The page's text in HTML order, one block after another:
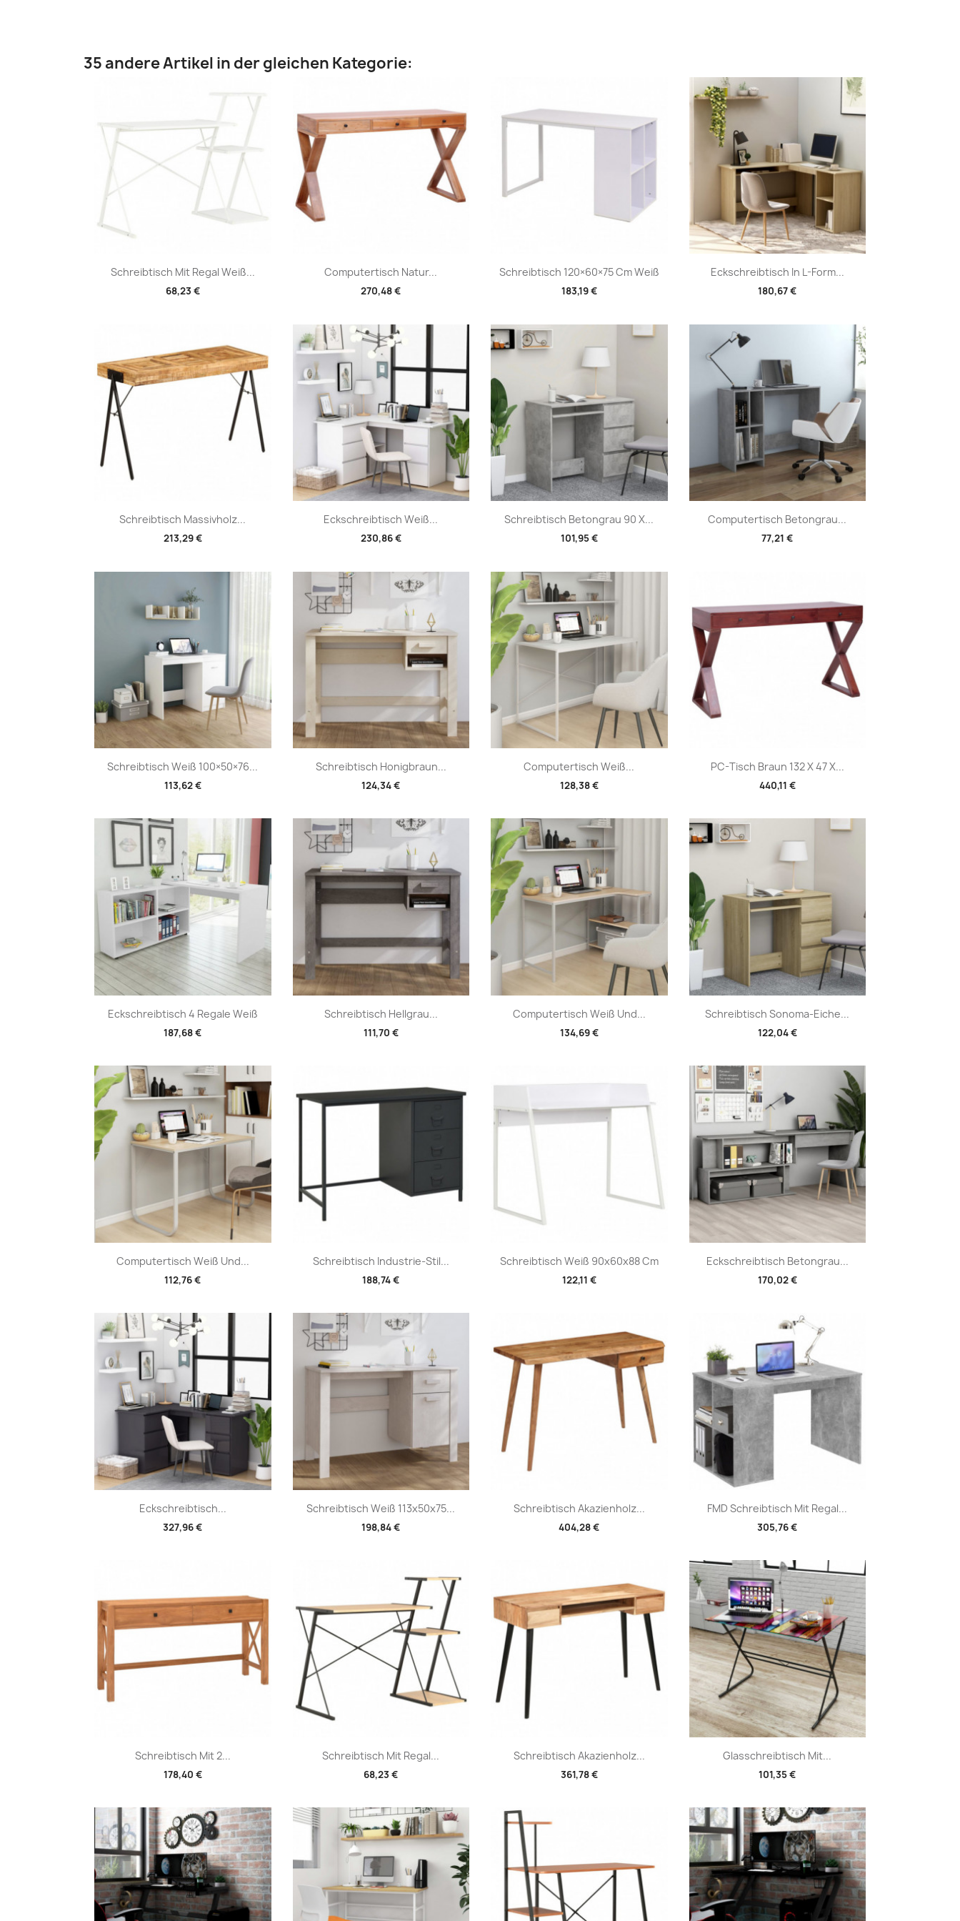
35 andere Artikel in der gleichen Kategorie:
Schreibtisch Mit Regal Weiß...
68,23 €
Vorschau Computertisch Natur...
270,48 €
Vorschau Schreibtisch 120×60×75 Cm Weiß
183,19 €
 Vorschau Eckschreibtisch In L-Form...
180,67 €
Vorschau
Schreibtisch Massivholz...
213,29 €
Vorschau Eckschreibtisch Weiß...
230,86 €
Vorschau Schreibtisch Betongrau 90 X...
101,95 €
Vorschau Computertisch Betongrau...
77,21 €
Vorschau
Schreibtisch Weiß 100×50×76...
113,62 €
Vorschau Schreibtisch Honigbraun...
124,34 €
Vorschau Computertisch Weiß...
128,38 €
Vorschau PC-Tisch Braun 132 X 47 X...
440,11 €
Vorschau
Eckschreibtisch 4 Regale Weiß
187,68 €
Vorschau Schreibtisch Hellgrau...
111,70 €
Vorschau Computertisch Weiß Und...
134,69 €
Vorschau Schreibtisch Sonoma-Eiche...
122,04 €
Vorschau
Computertisch Weiß Und...
112,76 €
Vorschau Schreibtisch Industrie-Stil...
188,74 €
Vorschau Schreibtisch Weiß 90x60x88 Cm
122,11 €
Vorschau Eckschreibtisch Betongrau...
170,02 €
Vorschau
Eckschreibtisch...
327,96 €
Vorschau Schreibtisch Weiß 113x50x75...
198,84 €
Vorschau Schreibtisch Akazienholz...
404,28 €
Vorschau FMD Schreibtisch Mit Regal...
305,76 €
Vorschau
Schreibtisch Mit 2...
178,40 €
Vorschau Schreibtisch Mit Regal...
68,23 €
Vorschau Schreibtisch Akazienholz...
361,78 €
Vorschau Glasschreibtisch Mit...
101,35 €
Vorschau